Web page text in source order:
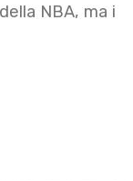
NBA, ma i